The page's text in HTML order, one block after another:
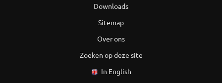
Downloads
Sitemap
Over ons
Zoeken op deze site
In English